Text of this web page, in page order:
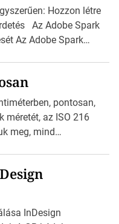
Hozzon létre
Az Adobe Spark
Az Adobe Spark
miközben
készítsünk címkét?
ki a kívánt címke
pontosan,
méretét, az ISO 216
meg, mind
Az amerikai és
ISO 216 nem
C0-tól […]
InDesign